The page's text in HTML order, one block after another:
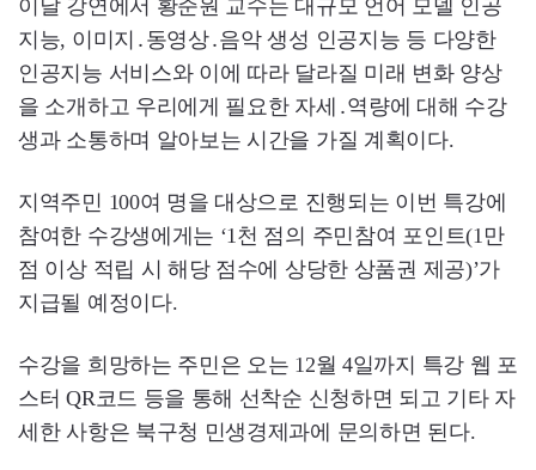
이날 강연에서 황준원 교수는 대규모 언어 모델 인공
지능, 이미지․동영상․음악 생성 인공지능 등 다양한
인공지능 서비스와 이에 따라 달라질 미래 변화 양상
을 소개하고 우리에게 필요한 자세․역량에 대해 수강
생과 소통하며 알아보는 시간을 가질 계획이다.
지역주민 100여 명을 대상으로 진행되는 이번 특강에
참여한 수강생에게는 ‘1천 점의 주민참여 포인트(1만
점 이상 적립 시 해당 점수에 상당한 상품권 제공)’가
지급될 예정이다.
수강을 희망하는 주민은 오는 12월 4일까지 특강 웹 포
스터 QR코드 등을 통해 선착순 신청하면 되고 기타 자
세한 사항은 북구청 민생경제과에 문의하면 된다.